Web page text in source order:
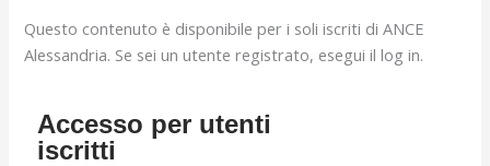
Questo contenuto è disponibile per i soli iscriti di ANCE
Alessandria. Se sei un utente registrato, esegui il log in.
Accesso per utenti
iscritti